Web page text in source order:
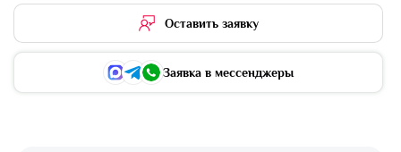
Оставить заявку
Заявка в мессенджеры